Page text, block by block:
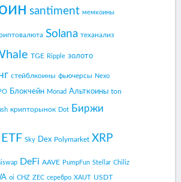
santiment мемкоины
Solana теханализ
TGE Ripple золото
стейблкоины фьючерсы Nexo
Блокчейн Monad Альткоины ton
крипторынок Dot Биржи
ETF Sky Dex Polymarket XRP
DeFi AAVE PumpFun Stellar Chiliz
oi CHZ ZEC серебро XAUT USDT